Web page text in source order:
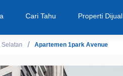
Cari Tahu Properti Dijual
Selatan Apartemen 1park Avenue